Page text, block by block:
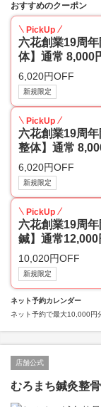
おすすめのクーポン
PickUp
六花創業19周
体】通常 8,000
6,020円OFF
新規限定
PickUp
六花創業19周
整体】通常
6,020円OFF
新規限定
PickUp
六花創業19周
鍼】通常
10,020円OFF
新規限定
ネット予約カレンダー
ネット予約で最大10,000円
店舗公式
むろまち鍼灸整